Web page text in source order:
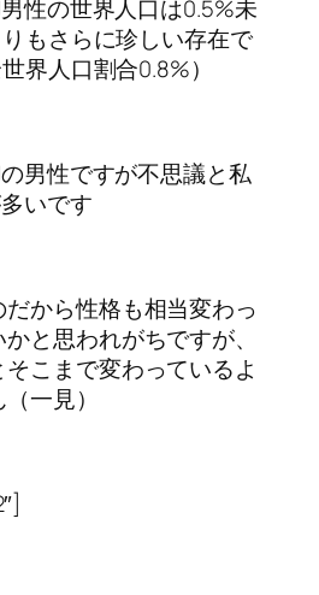
性の世界人口は0.5%未
もさらに珍しい存在で
界人口割合0.8%）
男性ですが不思議と私
いです
から性格も相当変わっ
と思われがちですが、
こまで変わっているよ
一見）